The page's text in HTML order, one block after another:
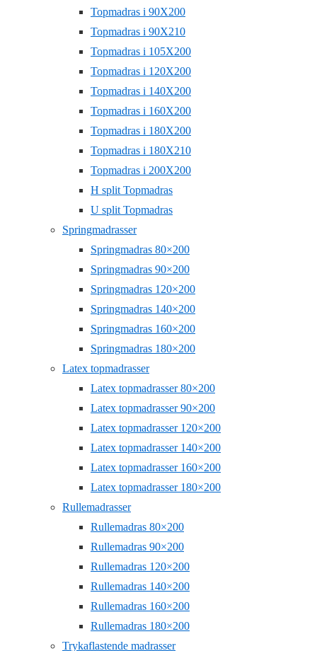
Topmadras i 90X200
Topmadras i 90X210
Topmadras i 105X200
Topmadras i 120X200
Topmadras i 140X200
Topmadras i 160X200
Topmadras i 180X200
Topmadras i 180X210
Topmadras i 200X200
H split Topmadras
U split Topmadras
Springmadrasser
Springmadras 80×200
Springmadras 90×200
Springmadras 120×200
Springmadras 140×200
Springmadras 160×200
Springmadras 180×200
Latex topmadrasser
Latex topmadrasser 80×200
Latex topmadrasser 90×200
Latex topmadrasser 120×200
Latex topmadrasser 140×200
Latex topmadrasser 160×200
Latex topmadrasser 180×200
Rullemadrasser
Rullemadras 80×200
Rullemadras 90×200
Rullemadras 120×200
Rullemadras 140×200
Rullemadras 160×200
Rullemadras 180×200
Trykaflastende madrasser